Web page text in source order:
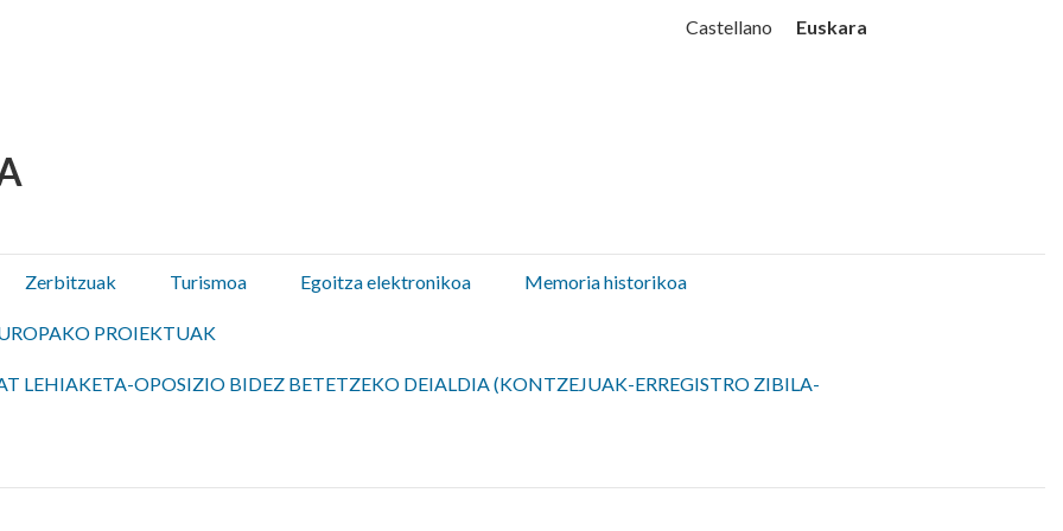
Castellano Euskara
Zerbitzuak Turismoa Egoitza elektronikoa Memoria historikoa
PROIEKTUAK
LEHIAKETA-OPOSIZIO BIDEZ BETETZEKO DEIALDIA (KONTZEJUAK-ERREGISTRO ZIBILA-